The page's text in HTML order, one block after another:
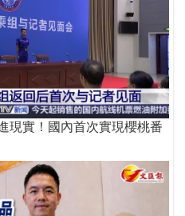
現實！國內首次實現櫻桃番